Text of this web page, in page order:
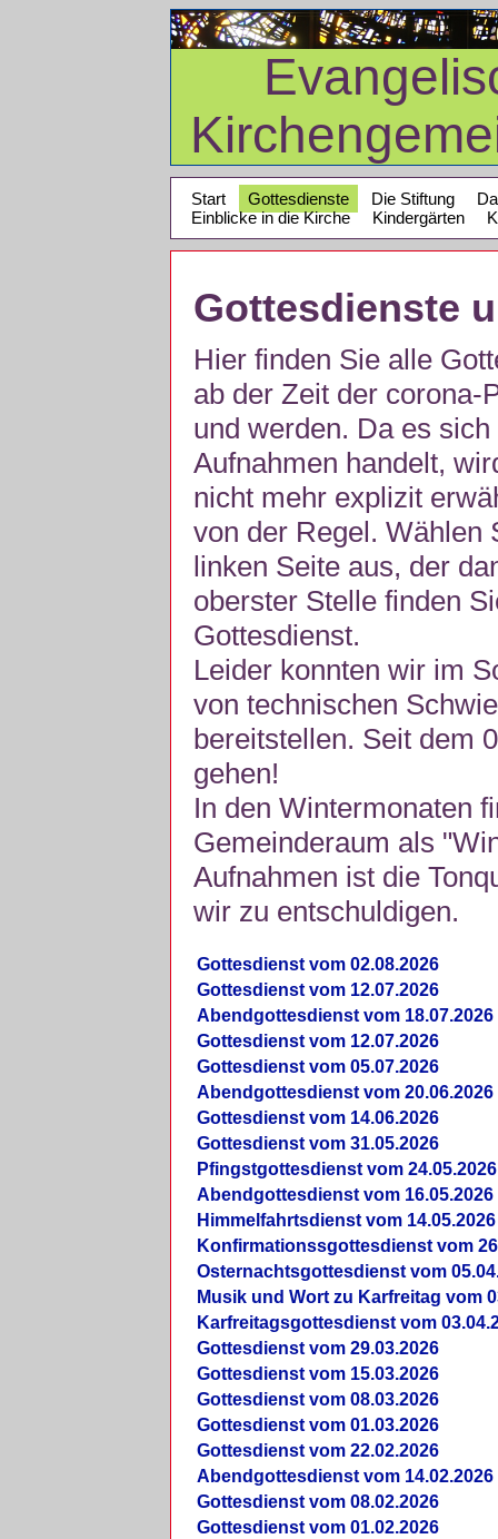
Start Gottesdienste Die Stiftung
Einblicke in die Kirche
Kindergärten
Gottesdienste
Hier finden Sie alle
ab der Zeit der corona-
und werden. Da es
Aufnahmen handelt,
nicht mehr explizit
von der Regel. Wählen
linken Seite aus, der
oberster Stelle finden
Gottesdienst.
Leider konnten wir im
von technischen
bereitstellen. Seit dem
gehen!
In den Wintermonaten
Gemeinderaum als
Aufnahmen ist die
wir zu entschuldigen.
Gottesdienst vom 02.08.2026
Gottesdienst vom 12.07.2026
Abendgottesdienst vom 18.07.2026
Gottesdienst vom 12.07.2026
Gottesdienst vom 05.07.2026
Abendgottesdienst vom 20.06.2026
Gottesdienst vom 14.06.2026
Gottesdienst vom 31.05.2026
Pfingstgottesdienst vom 24.05.2026
Abendgottesdienst vom 16.05.2026
Himmelfahrtsdienst vom 14.05.2026
Konfirmationssgottesdienst vom
Osternachtsgottesdienst vom
Musik und Wort zu Karfreitag vom
Karfreitagsgottesdienst vom
Gottesdienst vom 29.03.2026
Gottesdienst vom 15.03.2026
Gottesdienst vom 08.03.2026
Gottesdienst vom 01.03.2026
Gottesdienst vom 22.02.2026
Abendgottesdienst vom 14.02.2026
Gottesdienst vom 08.02.2026
Gottesdienst vom 01.02.2026